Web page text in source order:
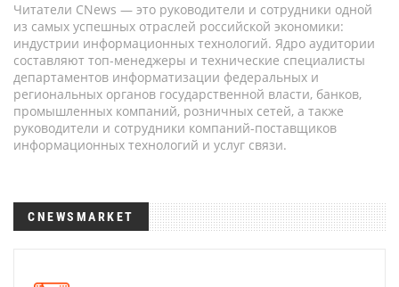
Читатели CNews — это руководители и сотрудники одной
из самых успешных отраслей российской экономики:
индустрии информационных технологий. Ядро аудитории
составляют топ-менеджеры и технические специалисты
департаментов информатизации федеральных и
региональных органов государственной власти, банков,
промышленных компаний, розничных сетей, а также
руководители и сотрудники компаний-поставщиков
информационных технологий и услуг связи.
CNEWSMARKET